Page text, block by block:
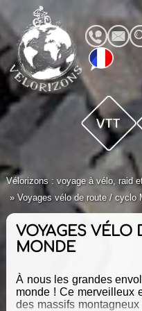
Vélorizons : voyage à vélo, raid
Voyages vélo de route / cyclo
VOYAGES VÉLO
MONDE
À nous les grandes
monde ! Ce merveilleux
des massifs